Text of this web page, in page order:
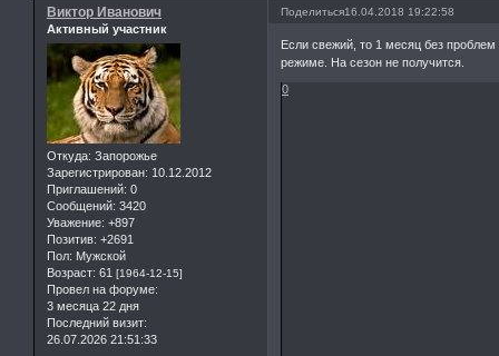
Поделиться16.04.2018 19:22:58
Виктор Иванович
Активный участник
Откуда: Запорожье
Зарегистрирован: 10.12.2012
Приглашений: 0
Сообщений: 3420
Уважение: +897
Позитив: +2691
Пол: Мужской
Возраст: 61 [1964-12-15]
Провел на форуме:
3 месяца 22 дня
Последний визит:
26.07.2026 21:51:33
Если свежий, то 1 месяц без
режиме. На сезон не получится.
0